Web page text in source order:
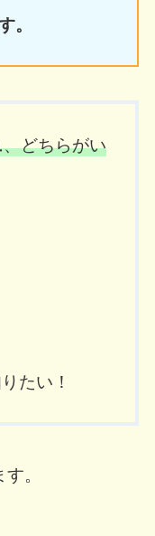
。
、どちらがい
たい！
。